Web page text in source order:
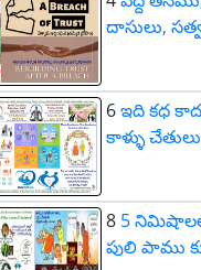
దాసులు,
6ఇది కధ
కాళ్ళు
8 5 నిమిషాలలో
పులి పాము